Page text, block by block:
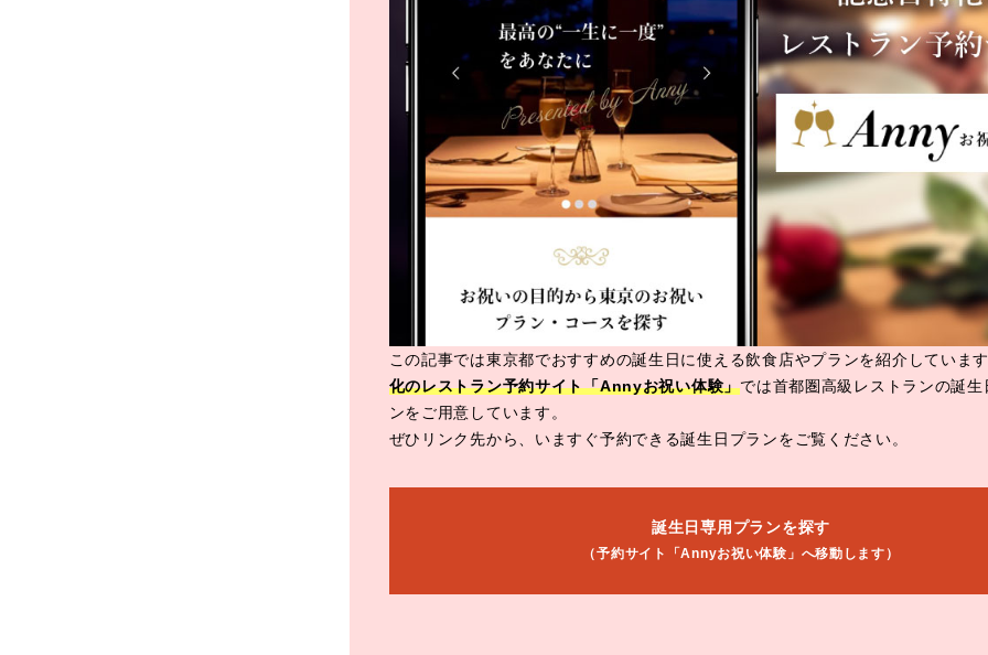
この記事では東京都でおすすめの誕生日に使える飲食店やプランを紹介しています
化のレストラン予約サイト「Annyお祝い体験」では首都圏高級レストランの誕生
ンをご用意しています。
ぜひリンク先から、いますぐ予約できる誕生日プランをご覧ください。
誕生日専用プランを探す
（予約サイト「Annyお祝い体験」へ移動します）